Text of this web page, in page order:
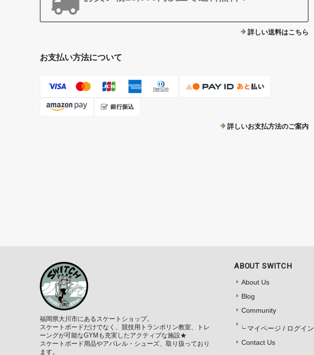
詳しい送料はこちら
お支払い方法について
銀行振込
詳しいお支払方法のご案内
福岡県大川市にあるスケートショップ。
スケートボードだけでなく、競技用トランポリン教室、トレ
ーングが可能なGYMも充実したアクティブな施設★
スケートボード用品やアパレル・シューズ、取り扱っており
ます。
ABOUT SWITCH
About Us
Blog
Community
マイページ / ログイン
Contact Us